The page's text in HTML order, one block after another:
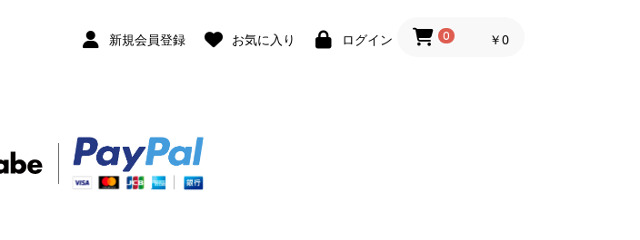
新規会員登録 お気に入り ログイン 0 ￥0